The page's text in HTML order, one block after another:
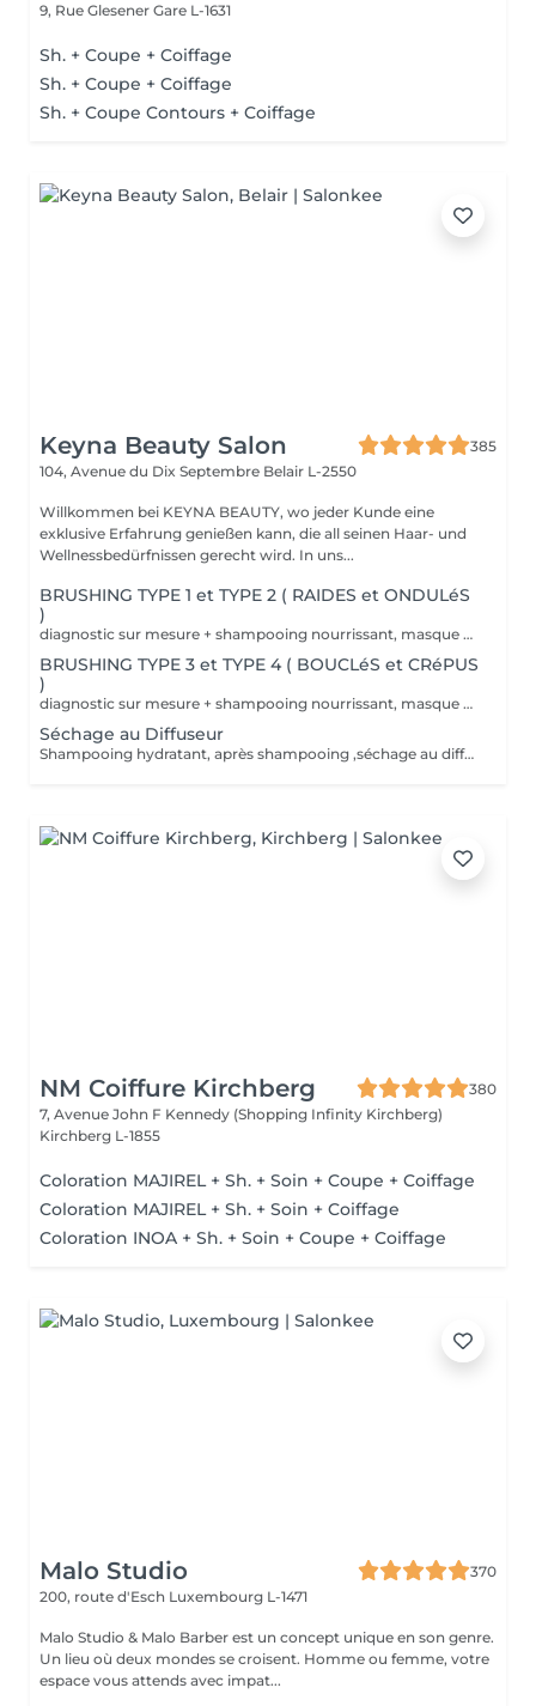
9, Rue Glesener Gare L-1631
Sh. + Coupe + Coiffage
Sh. + Coupe + Coiffage
Sh. + Coupe Contours + Coiffage
Keyna Beauty Salon
385
104, Avenue du Dix Septembre Belair L-2550
Willkommen bei KEYNA BEAUTY, wo jeder Kunde eine
exklusive Erfahrung genießen kann, die all seinen Haar- und
Wellnessbedürfnissen gerecht wird. In uns...
BRUSHING TYPE 1 et TYPE 2 ( RAIDES et ONDULéS
)
diagnostic sur mesure + shampooing nourrissant, masque hydratant ,coiffage sérum et fixation finale. Important: cheveux sans tresse ni noeuds à l'arrivée; tout noeuds ou tressage entraîne l'annulation et 50% de la prestation est retenu. Toute arrivée retardée de 15-30 minutes ou plus entraînera l'annulation automatique du rendez-vous.
BRUSHING TYPE 3 et TYPE 4 ( BOUCLéS et CRéPUS
)
diagnostic sur mesure + shampooing nourrissant, masque hydratant ,coiffage sérum et fixation finale. Important: cheveux sans tresse ni noeuds à l'arrivée; tout noeuds ou tressage entraîne l'annulation et 50% de la prestation est retenu. Toute arrivée retardée de 15-30 minutes ou plus entraînera l'annulation automatique du rendez-vous.
Séchage au Diffuseur
Shampooing hydratant, après shampooing ,séchage au diffuseur sérum et fixation finale. Important: cheveux sans tresse ni nud à l'arrivée; tout nud ou tressage entraîne l'annulation et 50% de la prestation est retenu. Toute arrivée retardée de 15-30 minutes ou plus entraînera l'annulation automatique du rendez-vous.
NM Coiffure Kirchberg
380
7, Avenue John F Kennedy (Shopping Infinity Kirchberg)
Kirchberg L-1855
Coloration MAJIREL + Sh. + Soin + Coupe + Coiffage
Coloration MAJIREL + Sh. + Soin + Coiffage
Coloration INOA + Sh. + Soin + Coupe + Coiffage
Malo Studio
370
200, route d'Esch Luxembourg L-1471
Malo Studio & Malo Barber est un concept unique en son genre.
Un lieu où deux mondes se croisent. Homme ou femme, votre
espace vous attends avec impat...